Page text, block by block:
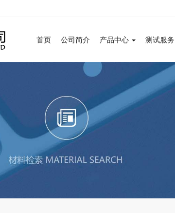
首页 公司简介 产品中心 测试服务